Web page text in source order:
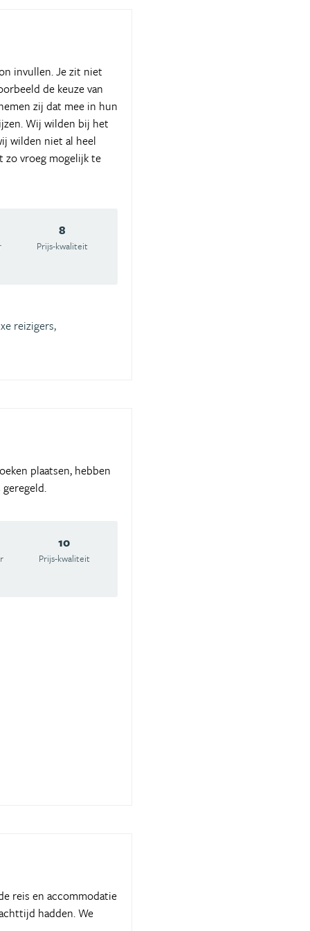
invullen. Je zit niet
de keuze van
zij dat mee in hun
Wij wilden bij het
wilden niet al heel
zo vroeg mogelijk te
8
Prijs-kwaliteit
reizigers,
plaatsen, hebben
10
Prijs-kwaliteit
reis en accommodatie
hadden. We